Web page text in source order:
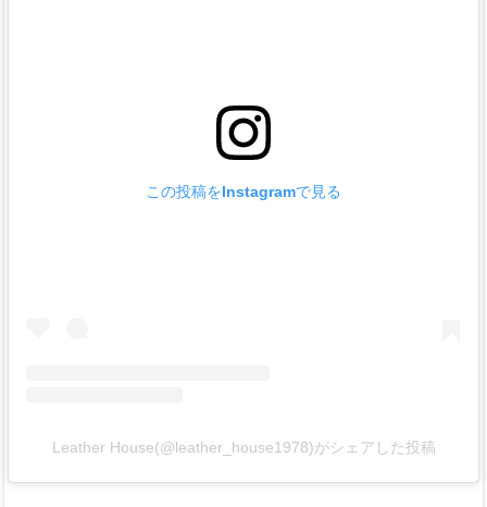
この投稿をInstagramで見る
Leather House(@leather_house1978)がシェアした投稿